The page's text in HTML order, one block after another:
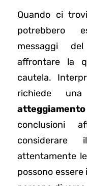
Quando ci
potrebbero
messaggi
affrontare la
cautela.
richiede
conclusioni
attentamente
possono